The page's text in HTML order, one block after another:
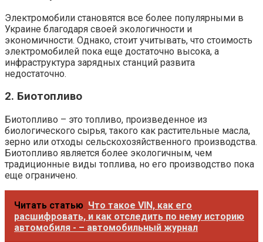
Электромобили становятся все более популярными в
Украине благодаря своей экологичности и
экономичности. Однако, стоит учитывать, что стоимость
электромобилей пока еще достаточно высока, а
инфраструктура зарядных станций развита
недостаточно.
2. Биотопливо
Биотопливо – это топливо, произведенное из
биологического сырья, такого как растительные масла,
зерно или отходы сельскохозяйственного производства.
Биотопливо является более экологичным, чем
традиционные виды топлива, но его производство пока
еще ограничено.
Читать статью Что такое VIN, как его
расшифровать, и как отследить по нему историю
автомобиля - – автомобильный журнал